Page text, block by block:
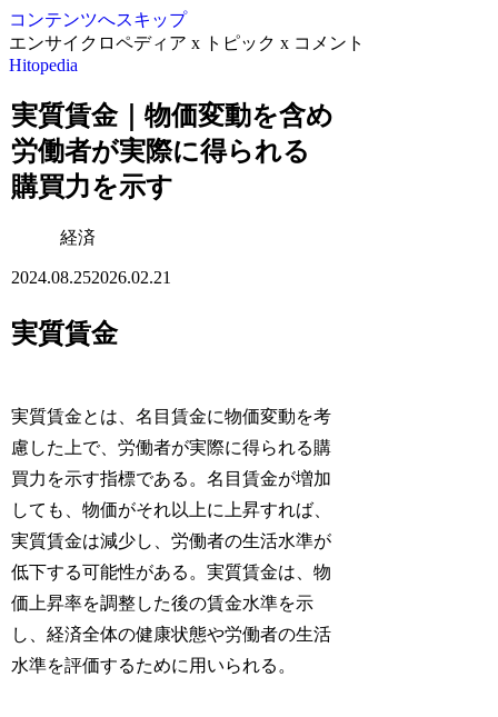
コンテンツへスキップ
エンサイクロペディア x トピック x コメント
Hitopedia
実質賃金｜物価変動を含め
労働者が実際に得られる
購買力を示す
経済
2024.08.252026.02.21
実質賃金
実質賃金とは、名目賃金に物価変動を考
慮した上で、労働者が実際に得られる購
買力を示す指標である。名目賃金が増加
しても、物価がそれ以上に上昇すれば、
実質賃金は減少し、労働者の生活水準が
低下する可能性がある。実質賃金は、物
価上昇率を調整した後の賃金水準を示
し、経済全体の健康状態や労働者の生活
水準を評価するために用いられる。